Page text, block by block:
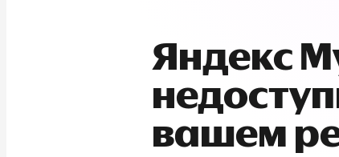
Яндекс
вашем